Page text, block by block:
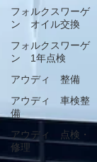
フォルクスワーゲ
ン オイル交換
フォルクスワーゲ
ン 1年点検
アウディ 整備
アウディ 車検整
備
アウディ 点検・
修理